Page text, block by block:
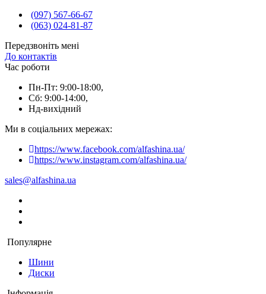
(097) 567-66-67
(063) 024-81-87
Передзвоніть мені
До контактів
Час роботи
Пн-Пт: 9:00-18:00,
Сб: 9:00-14:00,
Нд-вихідний
Ми в соціальних мережах:
https://www.facebook.com/alfashina.ua/
https://www.instagram.com/alfashina.ua/
sales@alfashina.ua
Популярне
Шини
Диски